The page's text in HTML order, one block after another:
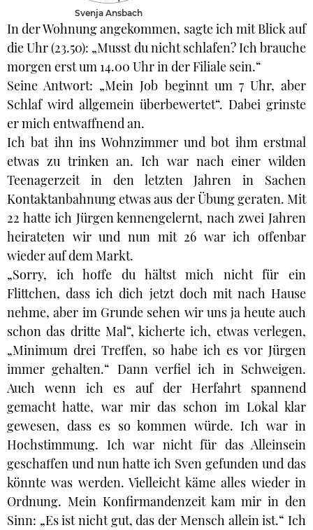
Svenja Ansbach
In der Wohnung angekommen, sagte ich mit Blick auf
die Uhr (23.50): „Musst du nicht schlafen? Ich brauche
morgen erst um 14.00 Uhr in der Filiale sein.“
Seine Antwort: „Mein Job beginnt um 7 Uhr, aber
Schlaf wird allgemein überbewertet“. Dabei grinste
er mich entwaffnend an.
Ich bat ihn ins Wohnzimmer und bot ihm erstmal
etwas zu trinken an. Ich war nach einer wilden
Teenagerzeit in den letzten Jahren in Sachen
Kontaktanbahnung etwas aus der Übung geraten. Mit
22 hatte ich Jürgen kennengelernt, nach zwei Jahren
heirateten wir und nun mit 26 war ich offenbar
wieder auf dem Markt.
„Sorry, ich hoffe du hältst mich nicht für ein
Flittchen, dass ich dich jetzt doch mit nach Hause
nehme, aber im Grunde sehen wir uns ja heute auch
schon das dritte Mal“, kicherte ich, etwas verlegen,
„Minimum drei Treffen, so habe ich es vor Jürgen
immer gehalten.“ Dann verfiel ich in Schweigen.
Auch wenn ich es auf der Herfahrt spannend
gemacht hatte, war mir das schon im Lokal klar
gewesen, dass es so kommen würde. Ich war in
Hochstimmung. Ich war nicht für das Alleinsein
geschaffen und nun hatte ich Sven gefunden und das
könnte was werden. Vielleicht käme alles wieder in
Ordnung. Mein Konfirmandenzeit kam mir in den
Sinn: „Es ist nicht gut, das der Mensch allein ist.“ Ich